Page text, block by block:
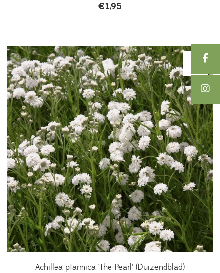
€1,95
Achillea ptarmica ‘The Pearl’ (Duizendblad)